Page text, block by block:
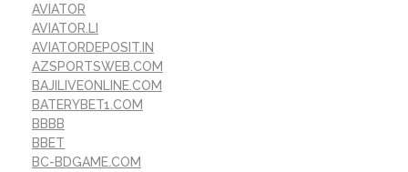
AVIATOR
AVIATOR.LI
AVIATORDEPOSIT.IN
AZSPORTSWEB.COM
BAJILIVEONLINE.COM
BATERYBET1.COM
BBBB
BBET
BC-BDGAME.COM